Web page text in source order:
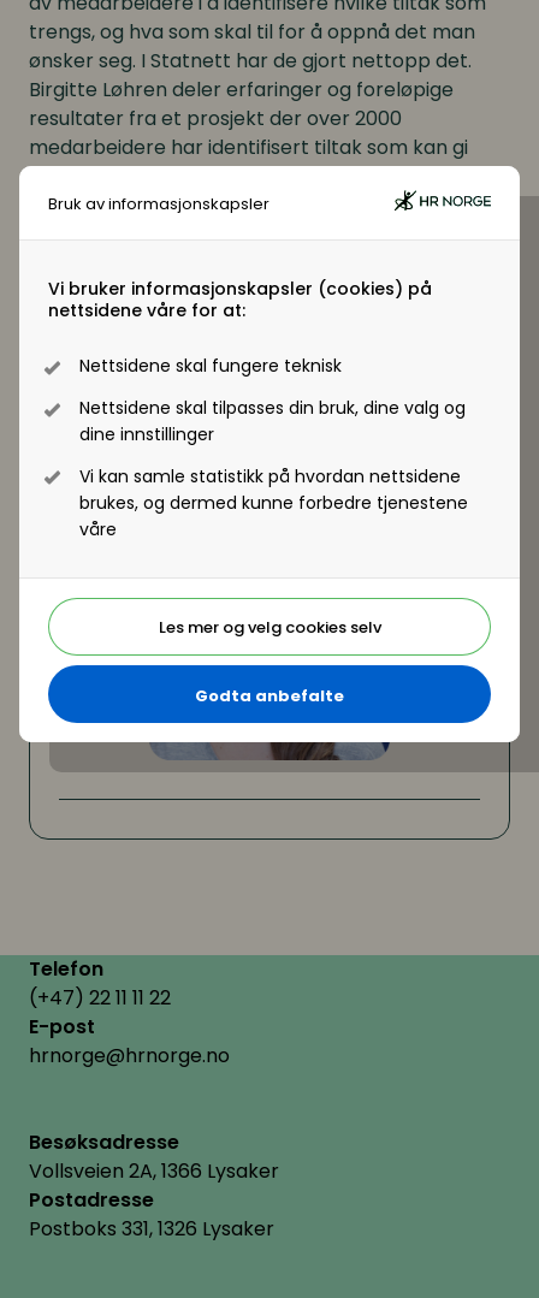
Bruk av informasjonskapsler
Vi bruker informasjonskapsler (cookies) på
nettsidene våre for at:
Nettsidene skal fungere teknisk
Nettsidene skal tilpasses din bruk, dine valg og
dine innstillinger
Vi kan samle statistikk på hvordan nettsidene
brukes, og dermed kunne forbedre tjenestene
våre
Les mer og velg cookies selv
Godta anbefalte
trengs, og hva som skal til for å oppnå det man
ønsker seg. I Statnett har de gjort nettopp det.
Birgitte Løhren deler erfaringer og foreløpige
resultater fra et prosjekt der over 2000
medarbeidere har identifisert tiltak som kan gi
Hvordan organisasjonsutvikling med bred
involvering av medarbeidere kan organiseres
medarbeidere – hvordan aktivere medarbeidere i
beslutningsprosesser?
Birgitte Løhren, direktør for Organisasjonsutvikling
og kompetanse i Statnett
Telefon
(+47) 22 11 11 22
E-post
hrnorge@hrnorge.no
Besøksadresse
Vollsveien 2A, 1366 Lysaker
Postadresse
Postboks 331, 1326 Lysaker